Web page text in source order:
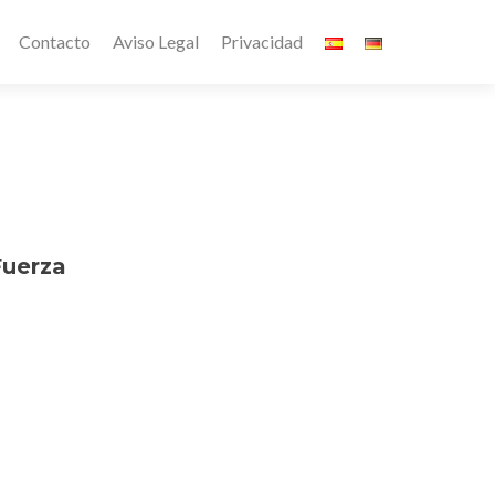
Contacto Aviso Legal Privacidad